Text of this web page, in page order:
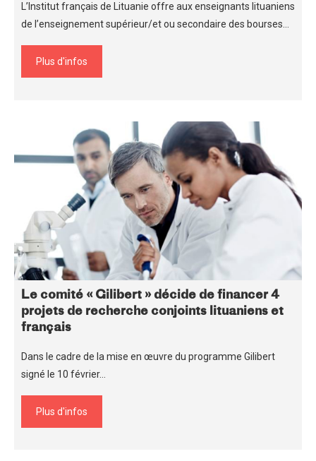
L’Institut français de Lituanie offre aux enseignants lituaniens
de l’enseignement supérieur/et ou secondaire des bourses…
Plus d'infos
Le comité « Gilibert » décide de financer 4
projets de recherche conjoints lituaniens et
français
Dans le cadre de la mise en œuvre du programme Gilibert
signé le 10 février…
Plus d'infos